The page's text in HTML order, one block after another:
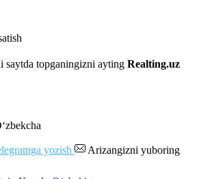
saytda topganingizni ayting Realting.uz
yozish Arizangizni yuboring